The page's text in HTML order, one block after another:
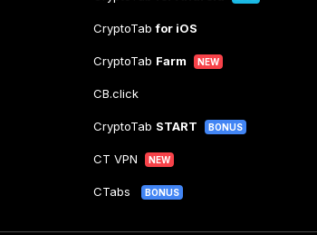
CryptoTabfor iOS
CryptoTab Farm NEW
CB.click
CryptoTab START BONUS
CT VPN NEW
CTabs BONUS